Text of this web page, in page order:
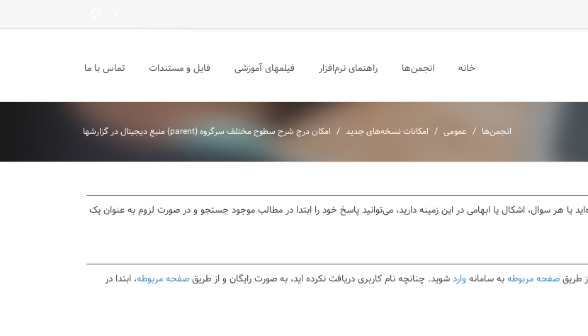
خانه انجمن‌ها راهنمای نرم‌افزار فیلمهای آموزشی فایل و مستندات تماس با ما
یا هر سوال، اشکال یا ابهامی در این زمینه دارید، می‌توانید پاسخ خود را ابتدا در مطالب موجود جستجو و در صورت لزوم به عنوان یک
طریقصفحه مربوطهبه سامانه واردشوید. چنانچه نام کاربری دریافت نکرده اید، به صورت رایگان و از طریقصفحه مربوطه، ابتدا در